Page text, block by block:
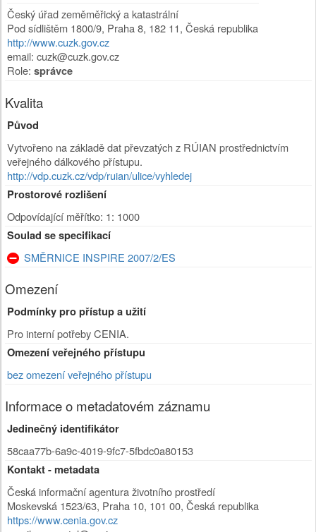
Český úřad zeměměřický a katastrální
Pod sídlištěm 1800/9, Praha 8, 182 11, Česká republika
http://www.cuzk.gov.cz
email: cuzk@cuzk.gov.cz
Role: správce
Kvalita
Původ
Vytvořeno na základě dat převzatých z RÚIAN prostřednictvím
veřejného dálkového přístupu.
http://vdp.cuzk.cz/vdp/ruian/ulice/vyhledej
Prostorové rozlišení
Odpovídající měřítko: 1: 1000
Soulad se specifikací
SMĚRNICE INSPIRE 2007/2/ES
Omezení
Podmínky pro přístup a užití
Pro interní potřeby CENIA.
Omezení veřejného přístupu
bez omezení veřejného přístupu
Informace o metadatovém záznamu
Jedinečný identifikátor
58caa77b-6a9c-4019-9fc7-5fbdc0a80153
Kontakt - metadata
Česká informační agentura životního prostředí
Moskevská 1523/63, Praha 10, 101 00, Česká republika
https://www.cenia.gov.cz